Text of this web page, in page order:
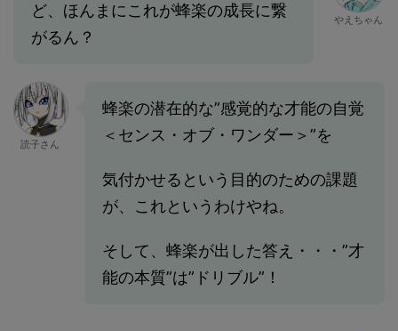
ど、ほんまにこれが蜂楽の成長に繋
がるん？
やえちゃん
読子さん
蜂楽の潜在的な”感覚的な才能の自覚
＜センス・オブ・ワンダー＞”を
気付かせるという目的のための課題
が、これというわけやね。
そして、蜂楽が出した答え・・・”才
能の本質”は”ドリブル”！